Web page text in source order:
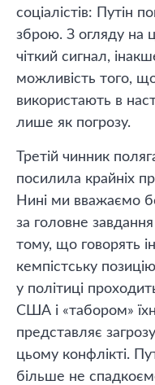
соціалістів: Путін
зброю. З огляду на
чіткий сигнал,
можливість того,
використають в
лише як погрозу.
Третій чинник
посилила крайніх
Нині ми вважаємо
за головне
тому, що говорять
кемпістську
у політиці
США і «табором»
представляє
цьому конфлікті.
більше не